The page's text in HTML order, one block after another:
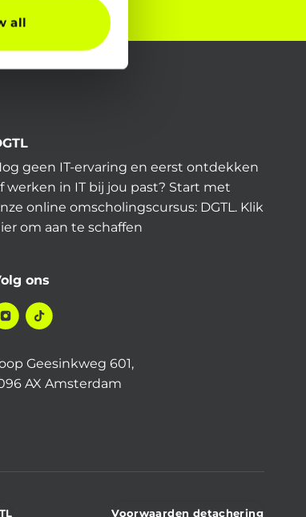
all
geen IT-ervaring en eerst ontdekken
werken in IT bij jou past? Start met
online omscholingscursus: DGTL. Klik
om aan te schaffen
ons
Geesinkweg 601,
AX Amsterdam
Voorwaarden detachering